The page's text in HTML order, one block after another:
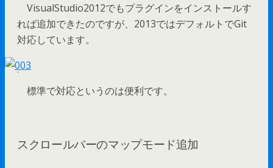
VisualStudio2012でもプラグインをインストールす
れば追加できたのですが、2013ではデフォルトでGit
対応しています。
標準で対応というのは便利です。
スクロールバーのマップモード追加